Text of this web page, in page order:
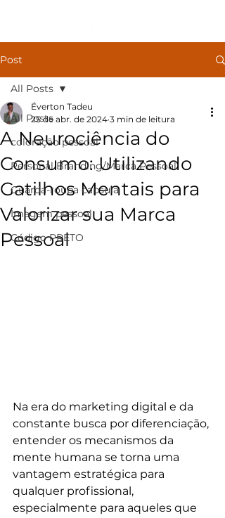
Post
All Posts
coloração pessoal
Personal Branding/Marca Pessoal
Guarda-roupa capsula
Imagem pessoal
Código PRETO
All Posts
A Neurociência do
Consumo: Utilizando
Gatilhos Mentais para
Valorizar sua Marca
Pessoal
Éverton Tadeu
25 de abr. de 2024 3 min de leitura
Na era do marketing digital e da
constante busca por diferenciação,
entender os mecanismos da
mente humana se torna uma
vantagem estratégica para
qualquer profissional,
especialmente para aqueles que